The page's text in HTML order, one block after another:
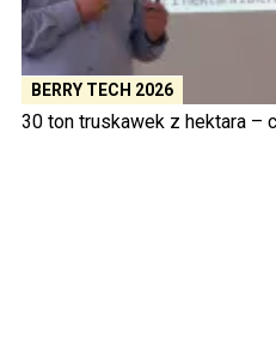
BERRY TECH 2026
30 ton truskawek z hektara –